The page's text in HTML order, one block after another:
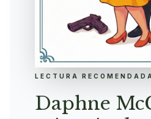
LECTURA RECOMENDADA
Daphne